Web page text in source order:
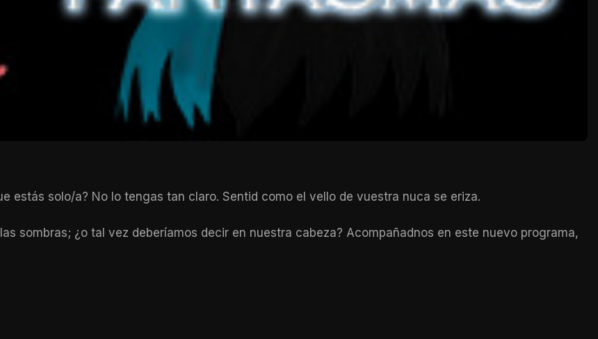
estás solo/a? No lo tengas tan claro. Sentid como el vello de vuestra nuca se eriza.
sombras; ¿o tal vez deberíamos decir en nuestra cabeza? Acompañadnos en este nuevo programa,